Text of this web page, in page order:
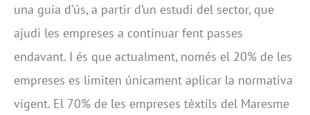
una guia d’ús, a partir d’un estudi del sector, que
ajudi les empreses a continuar fent passes
endavant. I és que actualment, només el 20% de les
empreses es limiten únicament aplicar la normativa
vigent. El 70% de les empreses tèxtils del Maresme